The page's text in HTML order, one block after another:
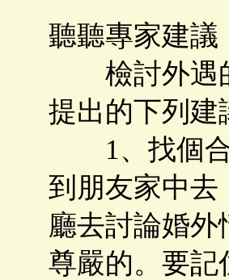
聽聽專家建議
檢討外遇的
提出的下列建
1、找個合
到朋友家中去
廳去討論婚
尊嚴的。要記